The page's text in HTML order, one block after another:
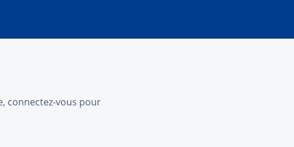
connectez-vous pour